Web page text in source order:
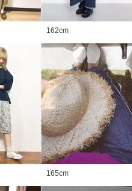
162cm
165cm